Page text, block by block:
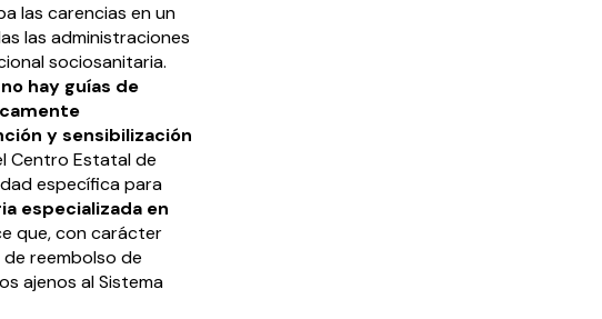
las carencias en un
las administraciones
sociosanitaria.
no hay guías de
y sensibilización
Centro Estatal de
específica para
especializada en
que, con carácter
reembolso de
ajenos al Sistema